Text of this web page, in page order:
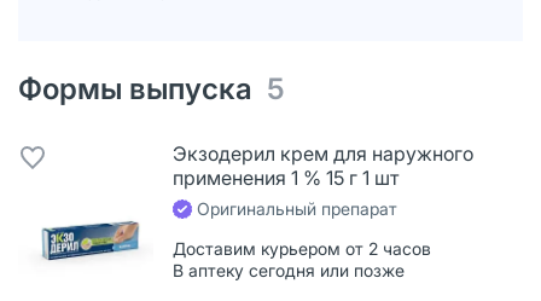
Формы выпуска 5
Экзодерил крем для наружного
применения 1 % 15 г 1 шт
Оригинальный препарат
Доставим курьером от 2 часов
В аптеку сегодня или позже